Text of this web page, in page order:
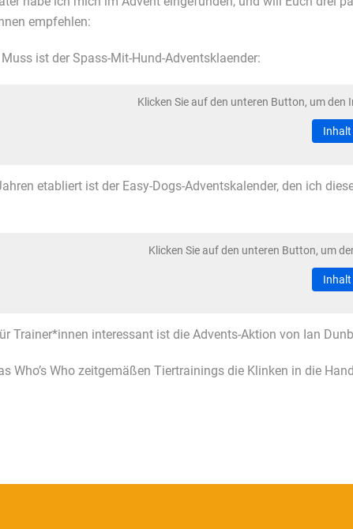
empfehlen:
ist der Spass-Mit-Hund-Adventsklaender:
Klicken Sie auf den unteren Button, um
Inhalt
etabliert ist der Easy-Dogs-Adventskalender, den ich
Klicken Sie auf den unteren Button, um
Inhalt
Trainer*innen interessant ist die Advents-Aktion von Ian
Who’s Who zeitgemäßen Tiertrainings die Klinken in die